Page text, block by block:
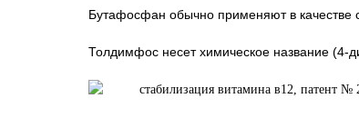
Бутафосфан обычно применяют в качестве
Толдимфос несет химическое название